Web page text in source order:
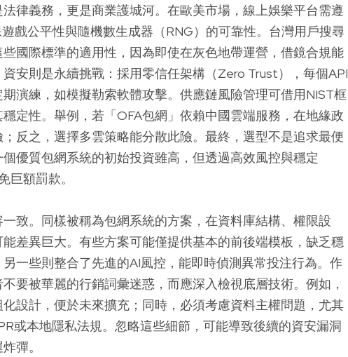
律義務，更是商業護城河。在歐美市場，線上娛樂平台需遵
戲公平性與隨機數生成器（RNG）的可靠性。台灣用戶搜尋
些國際標準的適用性，因為即使在灰色地帶運營，借鏡合規能
安則是永續挑戰：採用零信任架構（Zero Trust），每個API
演練，如模擬勒索軟體攻擊。供應鏈風險管理可借用NIST框
定性。舉例，若「OFA包網」依賴中國雲端服務，在地緣政
反之，選擇多雲策略能分散此險。最終，選型不是追求最便
優質包網系統的初始投資雖高，但透過高效風控與穩定
巨額罰款。
致。同樣被稱為包網系統的方案，在資料庫結構、權限設
差異巨大。有些方案可能僅提供基本的前後端模板，缺乏穩
一些則整合了先進的AI風控，能即時偵測異常投注行為。作
要被華麗的行銷詞彙迷惑，而應深入檢視底層技術。例如，
設計，便於未來擴充；同時，必須考慮資料主權問題，尤其
或本地隱私法規。忽略這些細節，可能導致後續的資安漏洞
彈。